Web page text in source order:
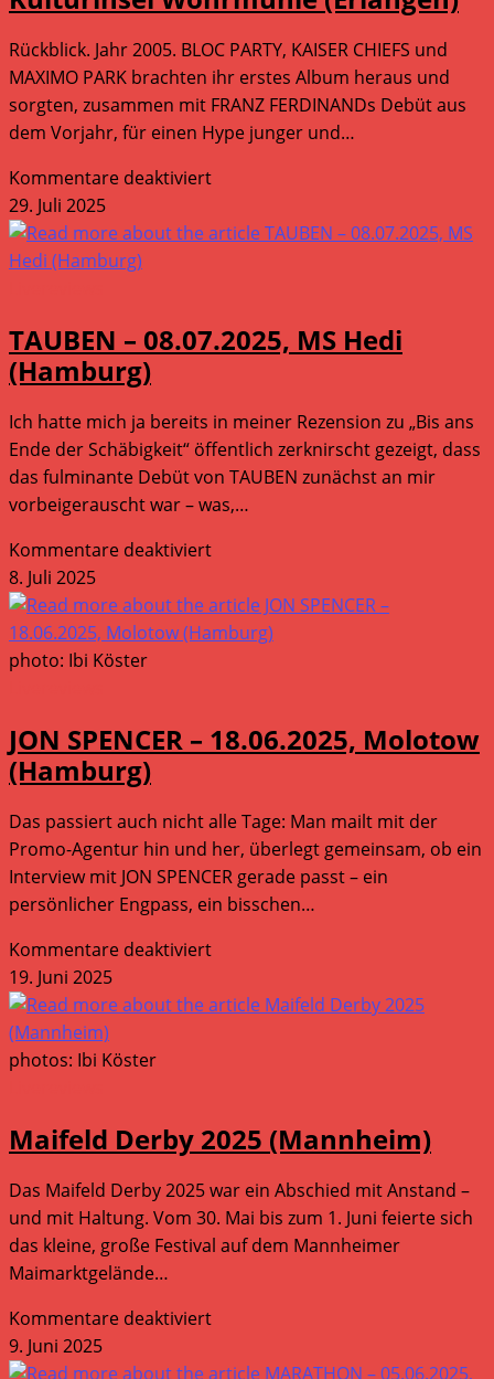
Rückblick. Jahr 2005. BLOC PARTY, KAISER CHIEFS und
MAXIMO PARK brachten ihr erstes Album heraus und
sorgten, zusammen mit FRANZ FERDINANDs Debüt aus
dem Vorjahr, für einen Hype junger und…
Kommentare deaktiviertfür
PARK
Wöhrmühle
29. Juli 2025
TAUBEN – 08.07.2025, MS Hedi
(Hamburg)
Ich hatte mich ja bereits in meiner Rezension zu „Bis ans
Ende der Schäbigkeit“ öffentlich zerknirscht gezeigt, dass
das fulminante Debüt von TAUBEN zunächst an mir
vorbeigerauscht war – was,…
Kommentare deaktiviertfür
–
08.07.2025,
8. Juli 2025
photo: Ibi Köster
JON SPENCER – 18.06.2025, Molotow
(Hamburg)
Das passiert auch nicht alle Tage: Man mailt mit der
Promo-Agentur hin und her, überlegt gemeinsam, ob ein
Interview mit JON SPENCER gerade passt – ein
persönlicher Engpass, ein bisschen…
Kommentare deaktiviertfür
SPENCER
19. Juni 2025
photos: Ibi Köster
Maifeld Derby 2025 (Mannheim)
Das Maifeld Derby 2025 war ein Abschied mit Anstand –
und mit Haltung. Vom 30. Mai bis zum 1. Juni feierte sich
das kleine, große Festival auf dem Mannheimer
Maimarktgelände…
Kommentare deaktiviertfür
Derby
9. Juni 2025